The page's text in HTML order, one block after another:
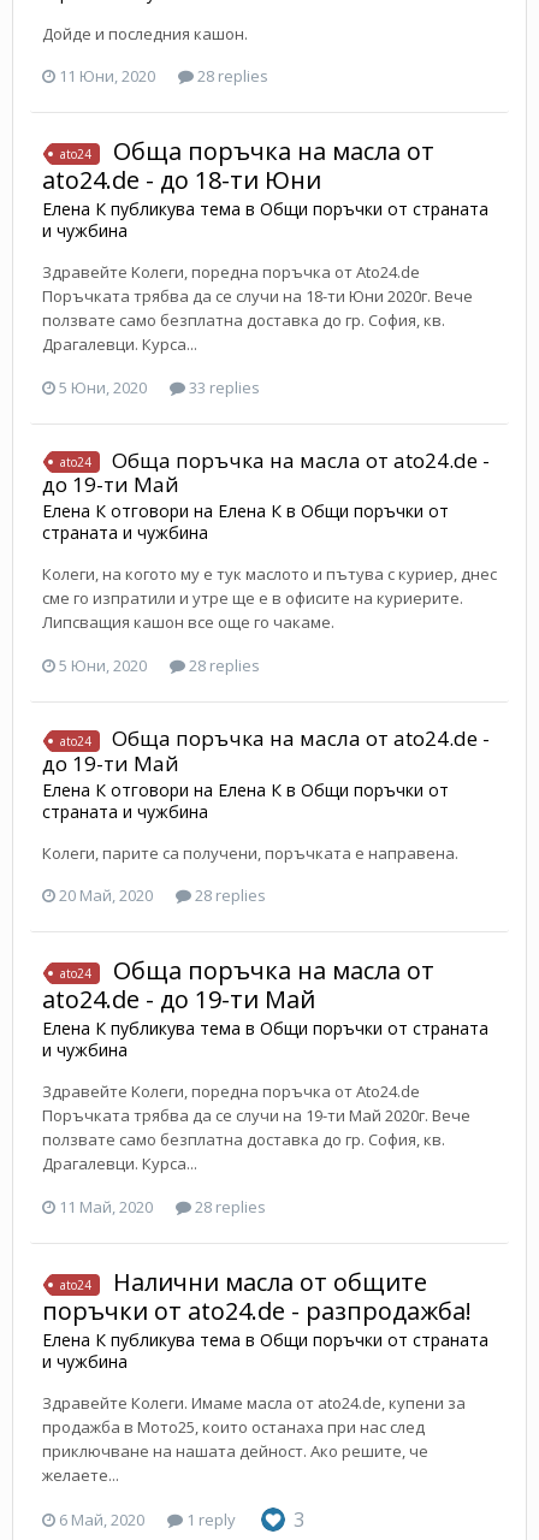
Дойде и последния кашон.
11 Юни, 2020
28 replies
ato24
Обща поръчка на масла от
ato24.de - до 18-ти Юни
Елена К публикува тема в Общи поръчки от страната
и чужбина
Здравейте Kолеги, поредна поръчка от Ato24.de
Поръчката трябва да се случи на 18-ти Юни 2020г. Вече
ползвате само безплатна доставка до гр. София, кв.
Драгалевци. Курса...
5 Юни, 2020
33 replies
ato24
Обща поръчка на масла от ato24.de -
до 19-ти Май
Елена К отговори на Елена К в Общи поръчки от
страната и чужбина
Колеги, на когото му е тук маслото и пътува с куриер, днес
сме го изпратили и утре ще е в офисите на куриерите.
Липсващия кашон все още го чакаме.
5 Юни, 2020
28 replies
ato24
Обща поръчка на масла от ato24.de -
до 19-ти Май
Елена К отговори на Елена К в Общи поръчки от
страната и чужбина
Колеги, парите са получени, поръчката е направена.
20 Май, 2020
28 replies
ato24
Обща поръчка на масла от
ato24.de - до 19-ти Май
Елена К публикува тема в Общи поръчки от страната
и чужбина
Здравейте Kолеги, поредна поръчка от Ato24.de
Поръчката трябва да се случи на 19-ти Май 2020г. Вече
ползвате само безплатна доставка до гр. София, кв.
Драгалевци. Курса...
11 Май, 2020
28 replies
ato24
Налични масла от общите
поръчки от ato24.de - разпродажба!
Елена К публикува тема в Общи поръчки от страната
и чужбина
Здравейте Колеги. Имаме масла от ato24.de, купени за
продажба в Мото25, които останаха при нас след
приключване на нашата дейност. Ако решите, че
желаете...
6 Май, 2020 1 reply 3